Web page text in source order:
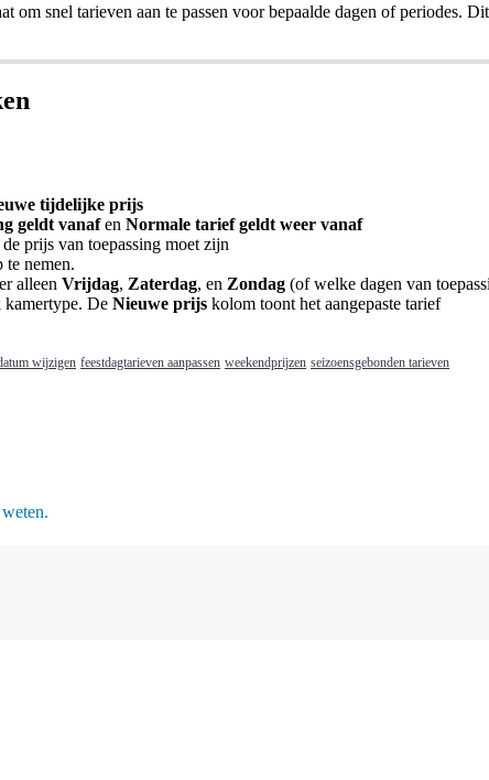
om snel tarieven aan te passen voor bepaalde dagen of periodes. Dit
tijdelijke prijs
geldt vanaf en Normale tarief geldt weer vanaf
de prijs van toepassing moet zijn
te nemen.
alleen Vrijdag, Zaterdag, en Zondag (of welke dagen van
kamertype. De Nieuwe prijs kolom toont het aangepaste tarief
wijzigen feestdagtarieven aanpassen weekendprijzen seizoensgebonden tarieven